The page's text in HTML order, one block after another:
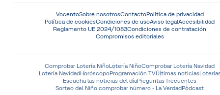
VocentoSobre nosotrosContactoPolítica de privacidad
Política de cookiesCondiciones de usoAviso legalAccesibilidad
Reglamento UE 2024/1083Condiciones de contratación
Compromisos editoriales
Comprobar Lotería NiñoLotería NiñoComprobar Lotería Navidad
Lotería NavidadHoróscopoProgramación TVÚltimas noticias
Escucha las noticias del díaPreguntas frecuentes
Sorteo del Niño comprobar número - La VerdadPódcast